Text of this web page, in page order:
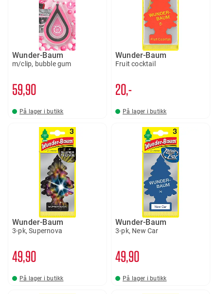
Wunder-Baum
m/clip, bubble gum
59 90
På lager i butikk
Wunder-Baum
Fruit cocktail
20,-
På lager i butikk
Wunder-Baum
3-pk, Supernova
49 90
På lager i butikk
Wunder-Baum
3-pk, New Car
49 90
På lager i butikk